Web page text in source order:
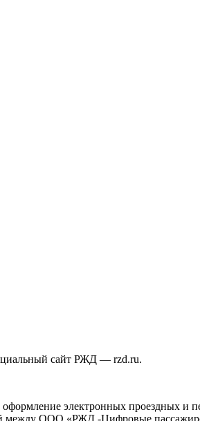
сайт РЖД — rzd.ru.
оформление электронных проездных
между ООО «РЖД -Цифровые